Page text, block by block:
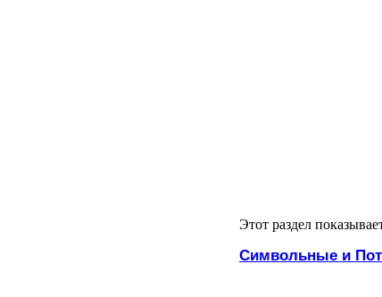
Этот раздел
Символьные и